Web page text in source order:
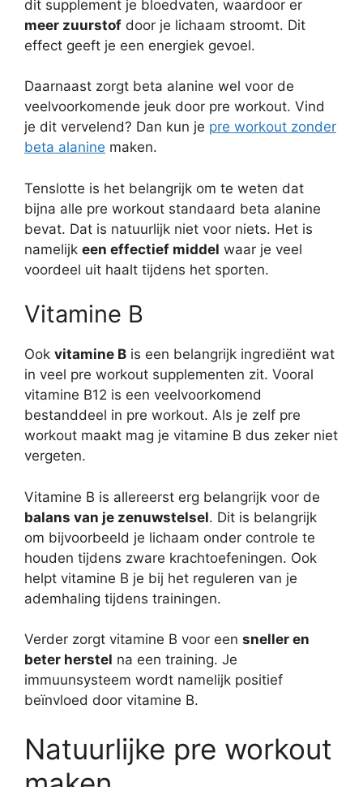
dit supplement je bloedvaten, waardoor er
meer zuurstof door je lichaam stroomt. Dit
effect geeft je een energiek gevoel.
Daarnaast zorgt beta alanine wel voor de
veelvoorkomende jeuk door pre workout. Vind
je dit vervelend? Dan kun je pre workout zonder
beta alanine maken.
Tenslotte is het belangrijk om te weten dat
bijna alle pre workout standaard beta alanine
bevat. Dat is natuurlijk niet voor niets. Het is
namelijk een effectief middel waar je veel
voordeel uit haalt tijdens het sporten.
Vitamine B
Ook vitamine B is een belangrijk ingrediënt wat
in veel pre workout supplementen zit. Vooral
vitamine B12 is een veelvoorkomend
bestanddeel in pre workout. Als je zelf pre
workout maakt mag je vitamine B dus zeker niet
vergeten.
Vitamine B is allereerst erg belangrijk voor de
balans van je zenuwstelsel. Dit is belangrijk
om bijvoorbeeld je lichaam onder controle te
houden tijdens zware krachtoefeningen. Ook
helpt vitamine B je bij het reguleren van je
ademhaling tijdens trainingen.
Verder zorgt vitamine B voor een sneller en
beter herstel na een training. Je
immuunsysteem wordt namelijk positief
beïnvloed door vitamine B.
Natuurlijke pre workout